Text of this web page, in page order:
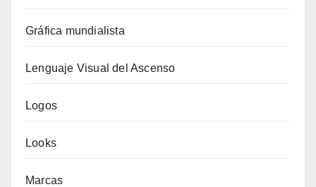
Gráfica mundialista
Lenguaje Visual del Ascenso
Logos
Looks
Marcas